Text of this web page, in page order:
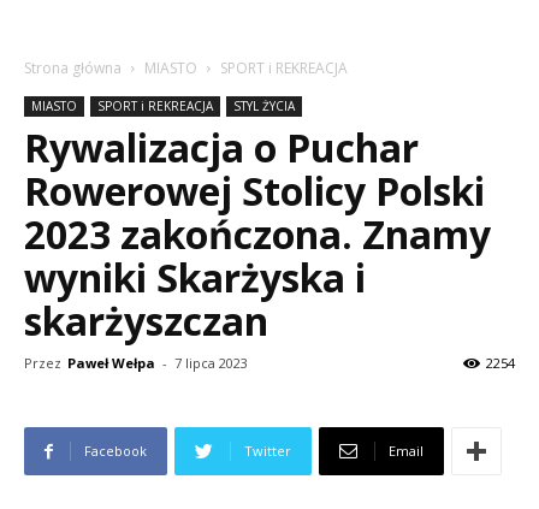
Strona główna MIASTO SPORT i REKREACJA
MIASTO SPORT i REKREACJA STYL ŻYCIA
Rywalizacja o Puchar
Rowerowej Stolicy Polski
2023 zakończona. Znamy
wyniki Skarżyska i
skarżyszczan
Przez Paweł Wełpa - 7 lipca 2023 2254
Facebook Twitter Email